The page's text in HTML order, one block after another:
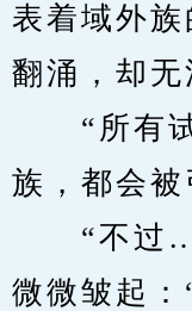
表着域外
翻涌，却无
“所有试
族，都会
“不过
微微皱起